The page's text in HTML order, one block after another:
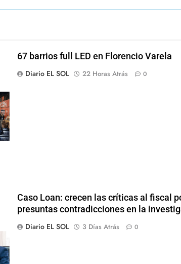
67 barrios full LED en Florencio Varela
Diario EL SOL
22 Horas Atrás 0
Caso Loan: crecen las críticas al fiscal
presuntas contradicciones en la
Diario EL SOL
3 Días Atrás 0